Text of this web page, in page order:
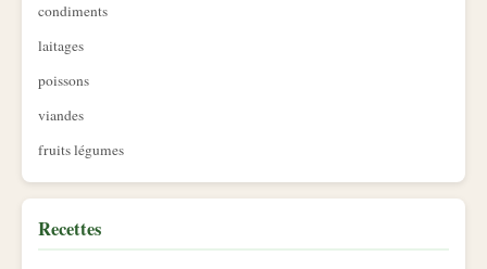
condiments
laitages
poissons
viandes
fruits légumes
Recettes